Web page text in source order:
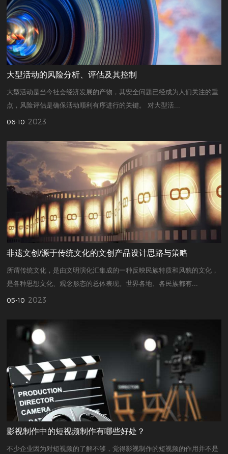
大型活动的风险分析、评估及其控制
大型活动是当今社会经济发展的产物，其安全问题已经成为人们关注的重
点，风险评估是确保活动顺利有序进行的关键。 对大型活...
06-10 2023
非遗文创/源于传统文化的文创产品设计思路与策略
所谓传统文化，是由文明演化汇集成的一种反映民族特质和风貌的文化，
是各种思想文化、观念形态的总体表现。世界各地、各民族都有...
05-10 2023
影视制作中的短视频制作有哪些好处？
不少企业因为对短视频的了解不够，觉得影视制作的短视频的作用并不是